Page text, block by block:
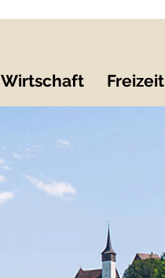
Wirtschaft Freizeit